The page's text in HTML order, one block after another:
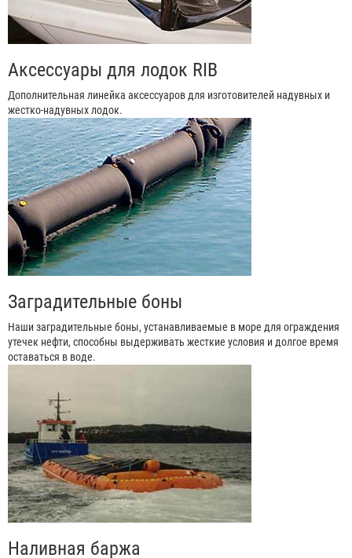
Аксессуары для лодок RIB
Дополнительная линейка аксессуаров для изготовителей надувных и
жестко-надувных лодок.
Заградительные боны
Наши заградительные боны, устанавливаемые в море для ограждения
утечек нефти, способны выдерживать жесткие условия и долгое время
оставаться в воде.
Наливная баржа